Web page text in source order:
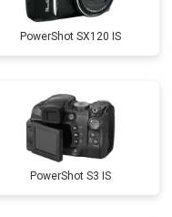
PowerShot SX120 IS
PowerShot S3 IS